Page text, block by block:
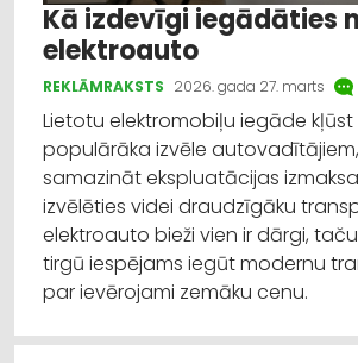
Kā izdevīgi iegādāties
elektroauto
REKLĀMRAKSTS 2026. gada 27. marts
Lietotu elektromobiļu iegāde kļūst
populārāka izvēle
samazināt ekspluatācijas
izvēlēties videi draudzīgāku
elektroauto bieži vien ir dārgi,
tirgū iespējams iegūt modernu
par ievērojami zemāku cenu.